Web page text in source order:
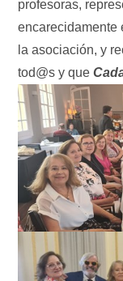
profesoras,
encarecidamente
la asociación, y
tod@s y que